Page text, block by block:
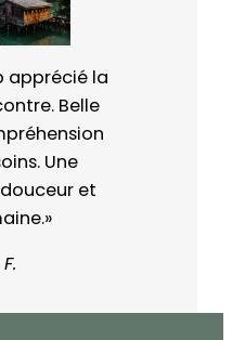
apprécié la
Belle
Une
et